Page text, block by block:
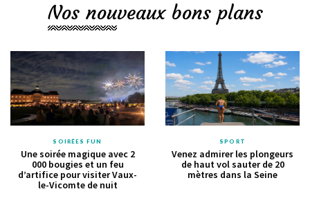
Nos nouveaux bons plans
SOIRÉES FUN
Une soirée magique avec 2
000 bougies et un feu
d’artifice pour visiter Vaux-
le-Vicomte de nuit
SPORT
Venez admirer les plongeurs
de haut vol sauter de 20
mètres dans la Seine